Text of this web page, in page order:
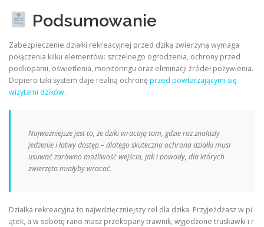
Podsumowanie
Zabezpieczenie działki rekreacyjnej przed dziką zwierzyną wymaga
połączenia kilku elementów: szczelnego ogrodzenia, ochrony przed
podkopami, oświetlenia, monitoringu oraz eliminacji źródeł pożywienia.
Dopiero taki system daje realną ochronęprzed powtarzającymi się
wizytami dzików.
Najważniejsze jest to, że dziki wracają tam, gdzie raz znalazły
jedzenie i łatwy dostęp – dlatego skuteczna ochrona działki musi
usuwać zarówno możliwość wejścia, jak i powody, dla których
zwierzęta miałyby wracać.
Działka rekreacyjna to najwdzięczniejszy cel dla dzika. Przyjeżdżasz w pi
ątek, a w sobotę rano masz przekopany trawnik, wyjedzone truskawki i r